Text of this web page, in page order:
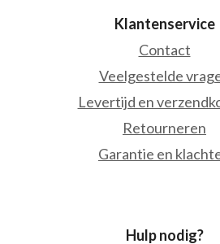
Klantenservice
Contact
Veelgestelde
Levertijd en
Retourneren
Garantie en
Hulp nodig?